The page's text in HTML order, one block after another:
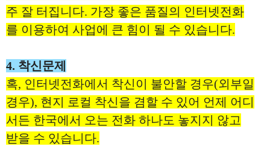
주 잘 터집니다. 가장 좋은 품질의 인터넷전화
를 이용하여 사업에 큰 힘이 될 수 있습니다.
4. 착신문제
혹, 인터넷전화에서 착신이 불안할 경우(외부일
경우), 현지 로컬 착신을 겸할 수 있어 언제 어디
서든 한국에서 오는 전화 하나도 놓지지 않고
받을 수 있습니다.